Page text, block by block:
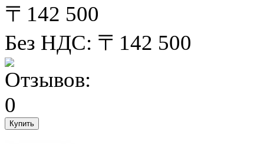
〒142 500
Без НДС: 〒142 500